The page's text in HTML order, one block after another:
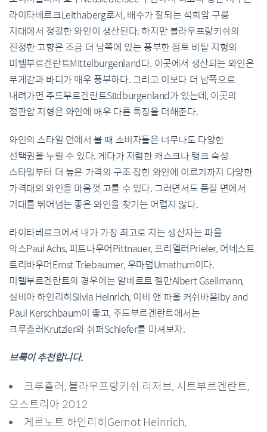
라이타베르크Leithaberg로서, 배수가 잘되는 석회암 구릉
지대에서 정갈한 와인이 생산된다. 하지만 블라우프랑키쉬의
진정한 고향은 조금 더 남쪽에 있는 풍부한 점토 비탈 지형의
미텔부르겐란트Mittelburgenland다. 이곳에서 생산되는 와인은
무게감과 바디가 매우 풍부하다. 그리고 이보다 더 남쪽으로
내려가면 주드부르겐란트Südburgenland가 있는데, 이곳의
점판암 지형은 와인에 매우 다른 특징을 더해준다.
와인의 스타일 면에서 볼 때 소비자들은 너무나도 다양한
선택권을 누릴 수 있다. 게다가 저렴한 캐스크나 탱크 숙성
스타일부터 더 높은 가격의 구조 잡힌 와인에 이르기까지 다양한
가격대의 와인을 마음껏 고를 수 있다. 그러면서도 품질 면에서
기대를 뛰어넘는 좋은 와인을 찾기는 어렵지 않다.
라이타베르크에서 내가 가장 최고로 치는 생산자는 파울
악스Paul Achs, 피트나우어Pittnauer, 프리엘러Prieler, 어네스트
트리바우머Ernst Triebaumer, 우마덤Umathum이다.
미텔부르겐란트의 경우에는 알베르트 젤만Albert Gsellmann,
실비아 하인리히Silvia Heinrich, 이비 앤 파울 커쉬바움Iby and
Paul Kerschbaum이 좋고, 주드부르겐란트에서는
크루츨러Krutzler와 쉬퍼Schiefer를 마셔보자.
브룩이 추천합니다.
크루츨러, 블라우프랑키쉬 리저브, 시트부르겐란트,
오스트리아 2012
게르노트 하인리히Gernot Heinrich,